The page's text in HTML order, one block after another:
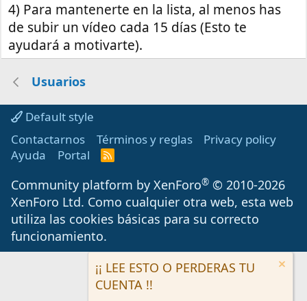
4) Para mantenerte en la lista, al menos has
de subir un vídeo cada 15 días (Esto te
ayudará a motivarte).
Usuarios
Default style
Contactarnos
Términos y reglas
Privacy policy
Ayuda
Portal
R
S
Community platform by XenForo® © 2010-2026
XenForo Ltd. Como cualquier otra web, esta web
utiliza las cookies básicas para su correcto
funcionamiento.
¡¡ LEE ESTO O PERDERAS TU
CUENTA !!